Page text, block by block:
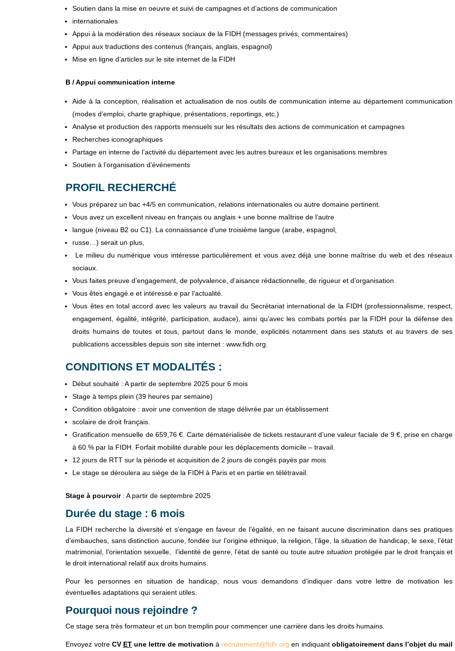
Soutien dans la mise en oeuvre et suivi de campagnes et d’actions de communication
internationales
Appui à la modération des réseaux sociaux de la FIDH (messages privés, commentaires)
Appui aux traductions des contenus (français, anglais, espagnol)
Mise en ligne d’articles sur le site internet de la FIDH
B / Appui communication interne
Aide à la conception, réalisation et actualisation de nos outils de communication interne au département communication
(modes d’emploi, charte graphique, présentations, reportings, etc.)
Analyse et production des rapports mensuels sur les résultats des actions de communication et campagnes
Recherches iconographiques
Partage en interne de l’activité du département avec les autres bureaux et les organisations membres
Soutien à l’organisation d’événements
PROFIL RECHERCHÉ
Vous préparez un bac +4/5 en communication, relations internationales ou autre domaine pertinent.
Vous avez un excellent niveau en français ou anglais + une bonne maîtrise de l’autre
langue (niveau B2 ou C1). La connaissance d’une troisième langue (arabe, espagnol,
russe…) serait un plus,
Le milieu du numérique vous intéresse particulièrement et vous avez déjà une bonne maîtrise du web et des réseaux
sociaux.
Vous faites preuve d’engagement, de polyvalence, d’aisance rédactionnelle, de rigueur et d’organisation.
Vous êtes engagé.e et intéressé.e par l’actualité.
Vous êtes en total accord avec les valeurs au travail du Secrétariat international de la FIDH (professionnalisme, respect,
engagement, égalité, intégrité, participation, audace), ainsi qu’avec les combats portés par la FIDH pour la défense des
droits humains de toutes et tous, partout dans le monde, explicités notamment dans ses statuts et au travers de ses
publications accessibles depuis son site internet : www.fidh.org.
CONDITIONS ET MODALITÉS :
Début souhaité : A partir de septembre 2025 pour 6 mois
Stage à temps plein (39 heures par semaine)
Condition obligatoire : avoir une convention de stage délivrée par un établissement
scolaire de droit français.
Gratification mensuelle de 659,76 €. Carte dématérialisée de tickets restaurant d’une valeur faciale de 9 €, prise en charge
à 60 % par la FIDH. Forfait mobilité durable pour les déplacements domicile – travail.
12 jours de RTT sur la période et acquisition de 2 jours de congés payés par mois
Le stage se déroulera au siège de la FIDH à Paris et en partie en télétravail.
Stage à pourvoir: A partir de septembre 2025
Durée du stage :6 mois
La FIDH recherche la diversité et s’engage en faveur de l’égalité, en ne faisant aucune discrimination dans ses pratiques
d’embauches, sans distinction aucune, fondéesur l’origine ethnique, la religion, l’âge, la situation de handicap, le sexe, l’état
matrimonial, l’orientation sexuelle, l’identité de genre, l’état de santé ou toute autre situation protégée par le droit français et
le droit international relatif aux droits humains.
Pour les personnes en situation de handicap, nous vous demandons d’indiquer dans votre lettre de motivation les
éventuelles adaptations qui seraient utiles.
Pourquoi nous rejoindre ?
Ce stage sera très formateur et un bon tremplin pour commencer une carrière dans les droits humains.
Envoyez votre CV ETune lettre de motivationà recrutement@fidh.org en indiquant obligatoirement dans l’objet du mail